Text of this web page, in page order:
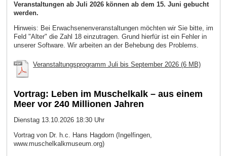
Veranstaltungen ab Juli 2026 können ab dem 15. Juni gebucht
werden.
Hinweis: Bei Erwachsenenveranstaltungen möchten wir Sie bitte, im
Feld "Alter" die Zahl 18 einzutragen. Grund hierfür ist ein Fehler in
unserer Software. Wir arbeiten an der Behebung des Problems.
Veranstaltungsprogramm Juli bis September 2026 (6 MB)
Vortrag: Leben im Muschelkalk – aus einem
Meer vor 240 Millionen Jahren
Dienstag 13.10.2026 18:30 Uhr
Vortrag von Dr. h.c. Hans Hagdorn (Ingelfingen,
www.muschelkalkmuseum.org)